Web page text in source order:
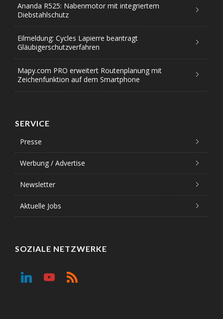
Ananda R525: Nabenmotor mit integriertem
Diebstahlschutz
Eilmeldung: Cycles Lapierre beantragt
Gläubigerschutzverfahren
Mapy.com PRO erweitert Routenplanung mit
Zeichenfunktion auf dem Smartphone
SERVICE
Presse
Werbung / Advertise
Newsletter
Aktuelle Jobs
SOZIALE NETZWERKE